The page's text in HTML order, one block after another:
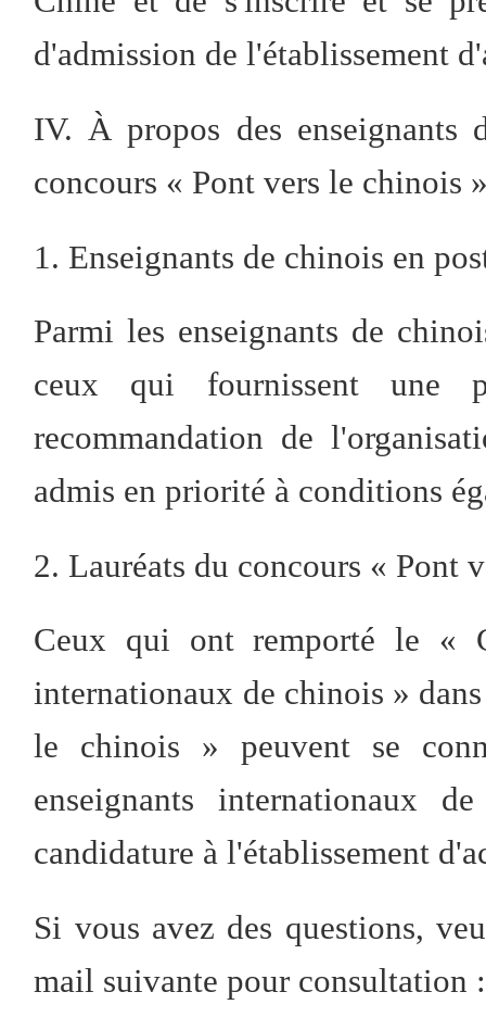
d'admission de l'établissement
IV. À propos des enseignants
concours « Pont vers le chinois
1. Enseignants de chinois en
Parmi les enseignants de
ceux qui fournissent une
recommandation de
admis en priorité à conditions
2. Lauréats du concours « Pont
Ceux qui ont remporté le «
internationaux de chinois »
le chinois » peuvent se
enseignants internationaux
candidature à l'établissement
Si vous avez des questions,
mail suivante pour consultation